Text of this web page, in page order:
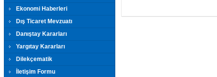
Ekonomi Haberleri
Dış Ticaret Mevzuatı
Danıştay Kararları
Yargıtay Kararları
Dilekçematik
İletişim Formu